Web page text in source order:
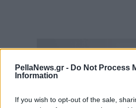
PellaNews.gr - Do Not Process
Information
If you wish to opt-out of the sale,